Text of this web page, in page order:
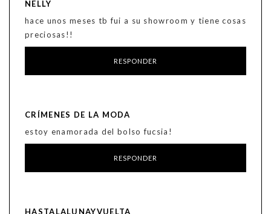
NELLY
hace unos meses tb fui a su showroom y tiene cosas
preciosas!!
RESPONDER
CRÍMENES DE LA MODA
estoy enamorada del bolso fucsia!
RESPONDER
HASTALALUNAYVUELTA